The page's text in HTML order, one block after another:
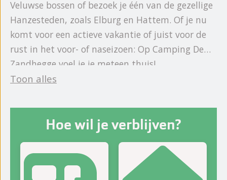
Veluwse bossen of bezoek je één van de gezellige
Hanzesteden, zoals Elburg en Hattem. Of je nu
komt voor een actieve vakantie of juist voor de
rust in het voor- of naseizoen: Op Camping De
Zandhegge voel je je meteen thuis!
Toon alles
Hoe wil je verblijven?